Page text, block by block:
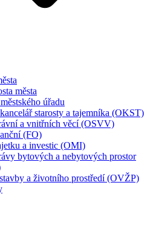
města
úřadu
starosty a tajemníka (OKST)
a vnitřních věcí (OSVV)
(FO)
a investic (OMI)
bytových a nebytových prostor
a životního prostředí (OVŽP)